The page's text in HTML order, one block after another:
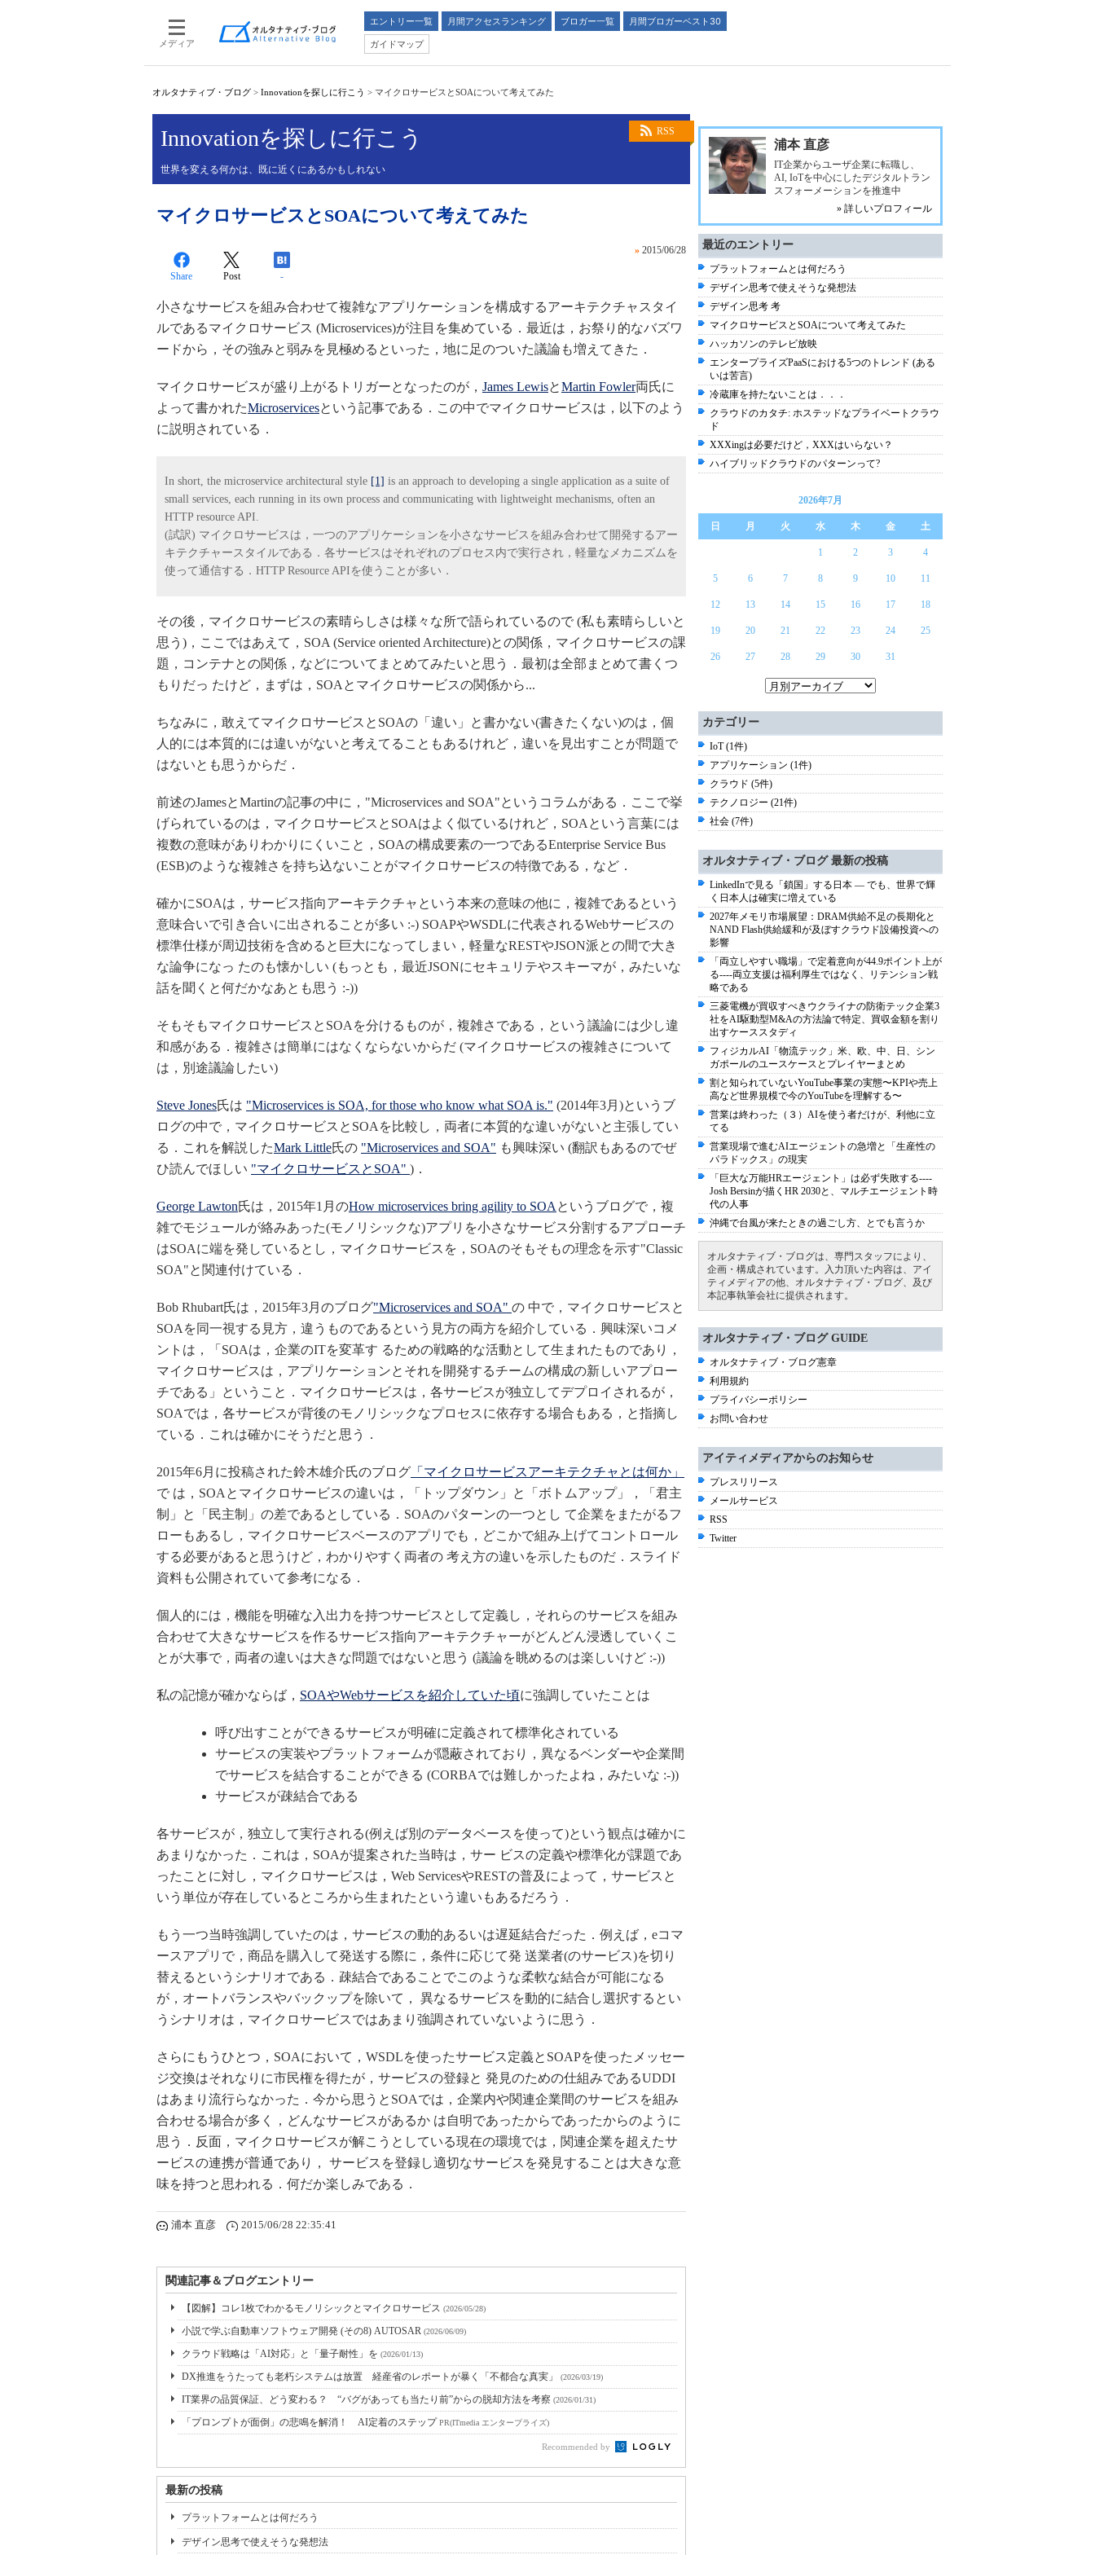
メディア
エントリー一覧 月間アクセスランキング ブロガー一覧
月間ブロガーベスト30
ガイドマップ
オルタナティブ・ブログ > Innovationを探しに行こう > マイクロサービスとSOAについて考えてみた
RSS
Innovationを探しに行こう
世界を変える何かは、既に近くにあるかもしれない
マイクロサービスとSOAについて考えてみた
» 2015/06/28
Share Post -
小さなサービスを組み合わせて複雑なアプリケーションを構成するアーキテクチャスタイ
ルであるマイクロサービス (Microservices)が注目を集めている．最近は，お祭り的なバズワ
ードから，その強みと弱みを見極めるといった，地に足のついた議論も増えてきた．
マイクロサービスが盛り上がるトリガーとなったのが， James LewisとMartin Fowler両氏に
よって書かれたMicroservicesという記事である．この中でマイクロサービスは，以下のよう
に説明されている．
In short, the microservice architectural style [1] is an approach to developing a single application as a suite of
small services, each running in its own process and communicating with lightweight mechanisms, often an
HTTP resource API.
(試訳) マイクロサービスは，一つのアプリケーションを小さなサービスを組み合わせて開発するアー
キテクチャースタイルである．各サービスはそれぞれのプロセス内で実行され，軽量なメカニズムを
使って通信する．HTTP Resource APIを使うことが多い．
その後，マイクロサービスの素晴らしさは様々な所で語られているので (私も素晴らしいと
思う)，ここではあえて，SOA (Service oriented Architecture)との関係，マイクロサービスの課
題，コンテナとの関係，などについてまとめてみたいと思う．最初は全部まとめて書くつ
もりだっ たけど，まずは，SOAとマイクロサービスの関係から...
ちなみに，敢えてマイクロサービスとSOAの「違い」と書かない(書きたくない)のは，個
人的には本質的には違いがないと考えてることもあるけれど，違いを見出すことが問題で
はないとも思うからだ．
前述のJamesとMartinの記事の中に，"Microservices and SOA"というコラムがある．ここで挙
げられているのは，マイクロサービスとSOAはよく似ているけれど，SOAという言葉には
複数の意味がありわかりにくいこと，SOAの構成要素の一つであるEnterprise Service Bus
(ESB)のような複雑さを持ち込ないことがマイクロサービスの特徴である，など．
確かにSOAは，サービス指向アーキテクチャという本来の意味の他に，複雑であるという
意味合いで引き合いに出されることが多い :-) SOAPやWSDLに代表されるWebサービスの
標準仕様が周辺技術を含めると巨大になってしまい，軽量なRESTやJSON派との間で大き
な論争になっ たのも懐かしい (もっとも，最近JSONにセキュリテやスキーマが，みたいな
話を聞くと何だかなあとも思う :-))
そもそもマイクロサービスとSOAを分けるものが，複雑さである，という議論には少し違
和感がある．複雑さは簡単にはなくならないからだ (マイクロサービスの複雑さについて
は，別途議論したい)
Steve Jones氏は "Microservices is SOA, for those who know what SOA is." (2014年3月)というブ
ログの中で，マイクロサービスとSOAを比較し，両者に本質的な違いがないと主張してい
る．これを解説したMark Little氏の "Microservices and SOA" も興味深い (翻訳もあるのでぜ
ひ読んでほしい "マイクロサービスとSOA" )．
George Lawton氏は，2015年1月のHow microservices bring agility to SOA というブログで，複
雑でモジュールが絡みあった(モノリシックな)アプリを小さなサービス分割するアプローチ
はSOAに端を発しているとし，マイクロサービスを，SOAのそもそもの理念を示す"Classic
SOA"と関連付けている．
Bob Rhubart氏は，2015年3月のブログ"Microservices and SOA" の 中で，マイクロサービスと
SOAを同一視する見方，違うものであるという見方の両方を紹介している．興味深いコメ
ントは，「SOAは，企業のITを変革す るための戦略的な活動として生まれたものであり，
マイクロサービスは，アプリケーションとそれを開発するチームの構成の新しいアプロー
チである」ということ．マイクロサービスは，各サービスが独立してデプロイされるが，
SOAでは，各サービスが背後のモノリシックなプロセスに依存する場合もある，と指摘し
ている．これは確かにそうだと思う．
2015年6月に投稿された鈴木雄介氏のブログ 「マイクロサービスアーキテクチャとは何か」
で は，SOAとマイクロサービスの違いは，「トップダウン」と「ボトムアップ」，「君主
制」と「民主制」の差であるとしている．SOAのパターンの一つとし て企業をまたがるフ
ローもあるし，マイクロサービスベースのアプリでも，どこかで組み上げてコントロール
する必要があると思うけど，わかりやすく両者の 考え方の違いを示したものだ．スライド
資料も公開されていて参考になる．
個人的には，機能を明確な入出力を持つサービスとして定義し，それらのサービスを組み
合わせて大きなサービスを作るサービス指向アーキテクチャーがどんどん浸透していくこ
とが大事で，両者の違いは大きな問題ではないと思う (議論を眺めるのは楽しいけど :-))
私の記憶が確かならば， SOAやWebサービスを紹介していた頃に強調していたことは
呼び出すことができるサービスが明確に定義されて標準化されている
サービスの実装やプラットフォームが隠蔽されており，異なるベンダーや企業間
でサービスを結合することができる (CORBAでは難しかったよね，みたいな :-))
サービスが疎結合である
各サービスが，独立して実行される(例えば別のデータベースを使って)という観点は確かに
あまりなかった．これは，SOAが提案された当時は，サー ビスの定義や標準化が課題であ
ったことに対し，マイクロサービスは，Web ServicesやRESTの普及によって，サービスと
いう単位が存在しているところから生まれたという違いもあるだろう．
もう一つ当時強調していたのは，サービスの動的あるいは遅延結合だった．例えば，eコマ
ースアプリで，商品を購入して発送する際に，条件に応じて発 送業者(のサービス)を切り
替えるというシナリオである．疎結合であることでこのような柔軟な結合が可能になる
が，オートバランスやバックップを除いて， 異なるサービスを動的に結合し選択するとい
うシナリオは，マイクロサービスではあまり強調されていないように思う．
さらにもうひとつ，SOAにおいて，WSDLを使ったサービス定義とSOAPを使ったメッセー
ジ交換はそれなりに市民権を得たが，サービスの登録と 発見のための仕組みであるUDDI
はあまり流行らなかった．今から思うとSOAでは，企業内や関連企業間のサービスを組み
合わせる場合が多く，どんなサービスがあるか は自明であったからであったからのように
思う．反面，マイクロサービスが解こうとしている現在の環境では，関連企業を超えたサ
ービスの連携が普通であり， サービスを登録し適切なサービスを発見することは大きな意
味を持つと思われる．何だか楽しみである．
浦本 直彦 2015/06/28 22:35:41
関連記事＆ブログエントリー
【図解】コレ1枚でわかるモノリシックとマイクロサービス (2026/05/28)
小説で学ぶ自動車ソフトウェア開発 (その8) AUTOSAR (2026/06/09)
クラウド戦略は「AI対応」と「量子耐性」を (2026/01/13)
DX推進をうたっても老朽システムは放置 経産省のレポートが暴く「不都合な真実」 (2026/03/19)
IT業界の品質保証、どう変わる？ “バグがあっても当たり前”からの脱却方法を考察 (2026/01/31)
「プロンプトが面倒」の悲鳴を解消！ AI定着のステップPR(ITmedia エンタープライズ)
Recommended by
最新の投稿
プラットフォームとは何だろう
デザイン思考で使えそうな発想法
浦本 直彦
IT企業からユーザ企業に転職し、
AI, IoTを中心にしたデジタルトラン
スフォーメーションを推進中
» 詳しいプロフィール
最近のエントリー
プラットフォームとは何だろう
デザイン思考で使えそうな発想法
デザイン思考 考
マイクロサービスとSOAについて考えてみた
ハッカソンのテレビ放映
エンタープライズPaaSにおける5つのトレンド (ある
いは苦言)
冷蔵庫を持たないことは．．．
クラウドのカタチ: ホステッドなプライベートクラウ
ド
XXXingは必要だけど，XXXはいらない？
ハイブリッドクラウドのパターンって?
2026年7月
日 月 火 水 木 金 土
1 2 3 4
5 6 7 8 9 10 11
12 13 14 15 16 17 18
19 20 21 22 23 24 25
26 27 28 29 30 31
カテゴリー
IoT (1件)
アプリケーション (1件)
クラウド (5件)
テクノロジー (21件)
社会 (7件)
オルタナティブ・ブログ 最新の投稿
LinkedInで見る「鎖国」する日本 ― でも、世界で輝
く日本人は確実に増えている
2027年メモリ市場展望：DRAM供給不足の長期化と
NAND Flash供給緩和が及ぼすクラウド設備投資への
影響
「両立しやすい職場」で定着意向が44.9ポイント上が
る----両立支援は福利厚生ではなく、リテンション戦
略である
三菱電機が買収すべきウクライナの防衛テック企業3
社をAI駆動型M&Aの方法論で特定、買収金額を割り
出すケーススタディ
フィジカルAI「物流テック」米、欧、中、日、シン
ガポールのユースケースとプレイヤーまとめ
割と知られていないYouTube事業の実態〜KPIや売上
高など世界規模で今のYouTubeを理解する〜
営業は終わった（３）AIを使う者だけが、利他に立
てる
営業現場で進むAIエージェントの急増と「生産性の
パラドックス」の現実
「巨大な万能HRエージェント」は必ず失敗する----
Josh Bersinが描くHR 2030と、マルチエージェント時
代の人事
沖縄で台風が来たときの過ごし方、とでも言うか
オルタナティブ・ブログは、専門スタッフにより、
企画・構成されています。入力頂いた内容は、アイ
ティメディアの他、オルタナティブ・ブログ、及び
本記事執筆会社に提供されます。
オルタナティブ・ブログ GUIDE
オルタナティブ・ブログ憲章
利用規約
プライバシーポリシー
お問い合わせ
アイティメディアからのお知らせ
プレスリリース
メールサービス
RSS
Twitter